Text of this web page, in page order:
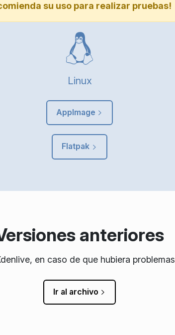
su uso para realizar pruebas!
Linux
AppImage
Flatpak
anteriores
en caso de que hubiera
Ir al archivo